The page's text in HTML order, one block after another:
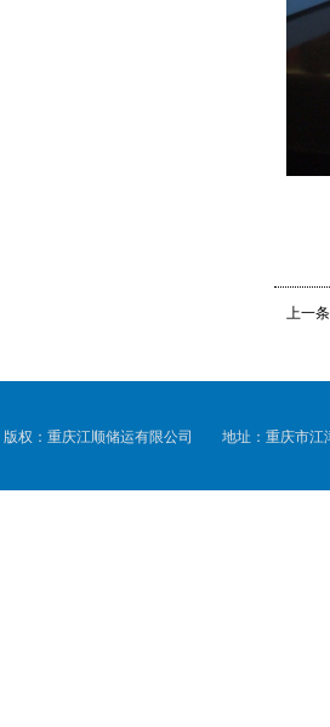
上一条
版权：重庆江顺储运有限公司 地址：重庆